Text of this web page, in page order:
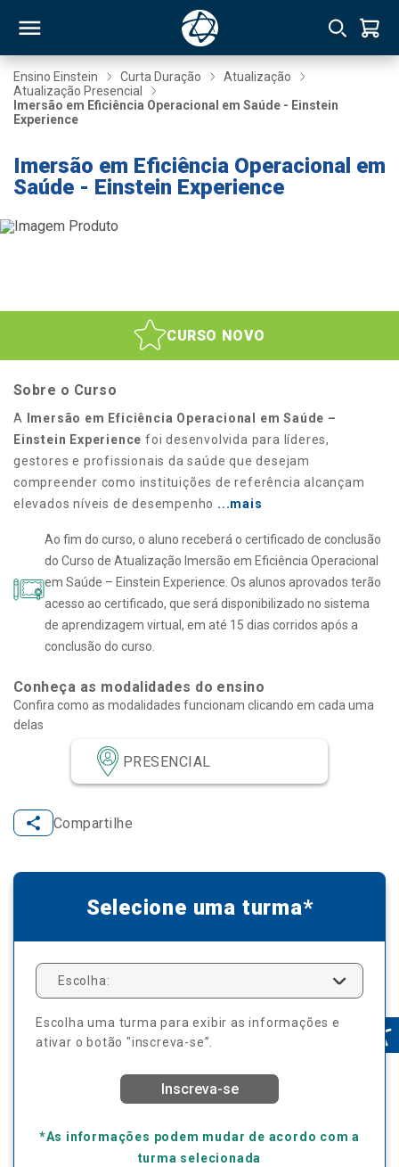
Ensino Einstein Curta Duração
Atualização
Atualização Presencial
Imersão em Eficiência Operacional em Saúde - Einstein
Experience
Imersão em Eficiência Operacional em
Saúde - Einstein Experience
CURSO NOVO
Sobre o Curso
A
Imersão em Eficiência Operacional em Saúde –
Einstein Experience foi desenvolvida para líderes,
gestores e profissionais da saúde que desejam
compreender como instituições de referência alcançam
elevados níveis de desempenho ...mais
Ao fim do curso, o aluno receberá o certificado de conclusão
do Curso de Atualização Imersão em Eficiência Operacional
em Saúde – Einstein Experience. Os alunos aprovados terão
acesso ao certificado, que será disponibilizado no sistema
de aprendizagem virtual, em até 15 dias corridos após a
conclusão do curso.
Conheça as modalidades do ensino
PRESENCIAL
Confira como as modalidades funcionam clicando em cada uma
delas
Compartilhe
Selecione uma turma*
Escolha:
Escolha uma turma para exibir as informações e
ativar o botão "inscreva-se”.
Inscreva-se
*As informações podem mudar de acordo com a
turma selecionada